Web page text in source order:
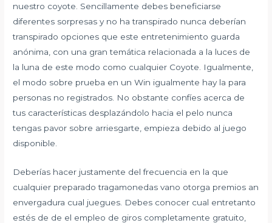
nuestro coyote. Sencillamente debes beneficiarse
diferentes sorpresas y no ha transpirado nunca deberían
transpirado opciones que este entretenimiento guarda
anónima, con una gran temática relacionada a la luces de
la luna de este modo­ como cualquier Coyote. Igualmente,
el modo sobre prueba en un Win igualmente hay la para
personas no registrados. No obstante confíes acerca de
tus características desplazándolo hacia el pelo nunca
tengas pavor sobre arriesgarte, empieza debido al juego
disponible.
Deberías hacer justamente del frecuencia en la que
cualquier preparado tragamonedas vano otorga premios an
envergadura cual juegues. Debes conocer cual entretanto
estés de de el empleo de giros completamente gratuito,